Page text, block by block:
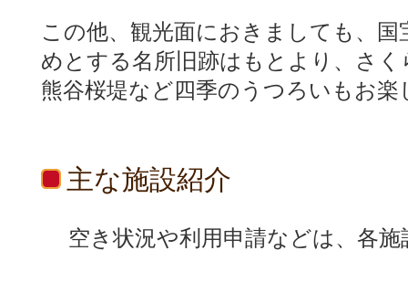
この他、観光面におきましても、国
めとする名所旧跡はもとより、さ
熊谷桜堤など四季のうつろいもお
主な施設紹介
空き状況や利用申請などは、各